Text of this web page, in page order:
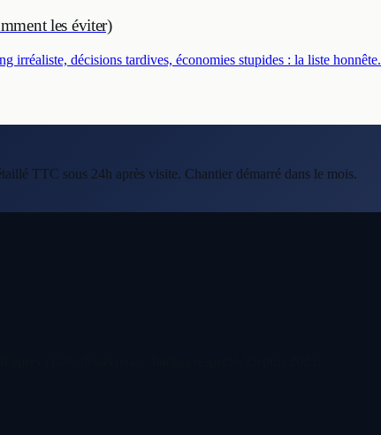
les éviter)
irréaliste, décisions tardives, économies stupides : la liste honnête.
TTC sous 24h après visite. Chantier démarré dans le mois.